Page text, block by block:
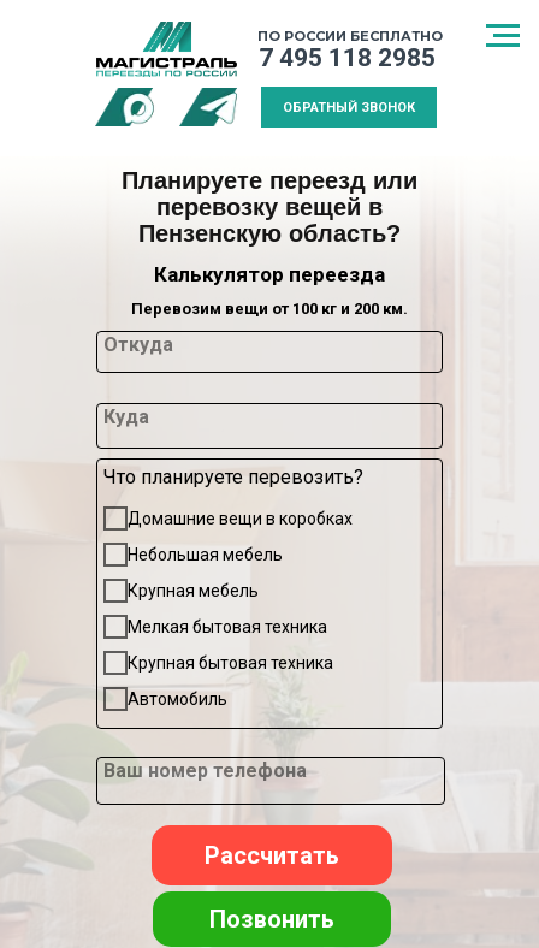
ТРАНСПОРТИРОВКИ
ПЕРЕЕЗД
ПО РОССИИ БЕСПЛАТНО
7 495 118 2985
ОБРАТНЫЙ ЗВОНОК
Планируете переезд или
перевозку вещей в
Пензенскую область?
Калькулятор переезда
Откуда
Куда
Что планируете перевозить?
Домашние вещи в коробках
Небольшая мебель
Крупная мебель
Мелкая бытовая техника
Крупная бытовая техника
Автомобиль
Ваш номер телефона
Рассчитать
Позвонить
Перевозим вещи от 100 кг и 200 км.